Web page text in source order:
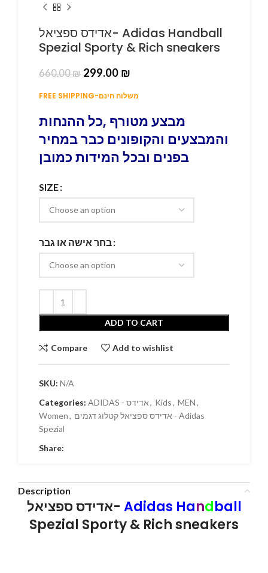
אדידס ספציאל- Adidas Handball
Spezial Sporty & Rich sneakers
660.00₪ 299.00 ₪
FREE SHIPPING-משלוח חינם
מבצע מטורף ,כל ההנחות
והמבצעים והקופונים כבר במחיר
בפנים ובכל המידות כמובן
SIZE
בחר אישה או גבר
ADD TO CART
Compare Add to wishlist
SKU: N/A
Categories:
ADIDAS - אדידס, Kids, MEN,
Women, אדידס ספציאל קטלוג דגמים - Adidas
Spezial
Share:
Description
אדידס ספציאל- Adidas Handball
Spezial Sporty & Rich sneakers